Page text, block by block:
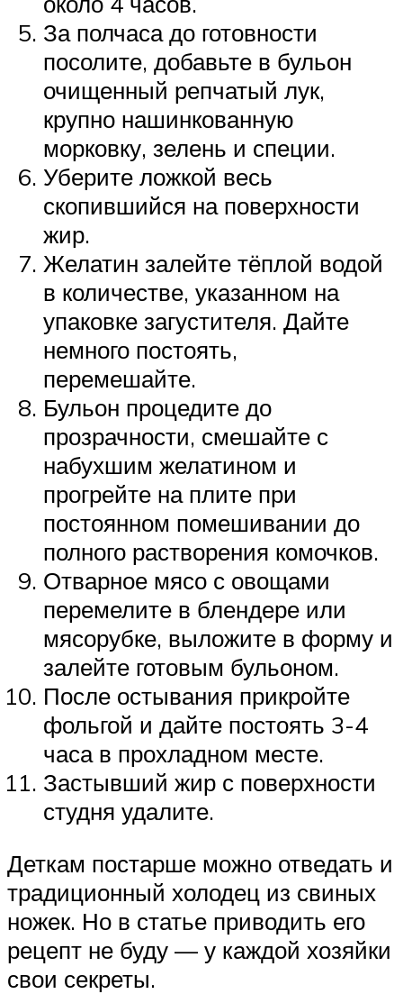
За полчаса до готовности
посолите, добавьте в бульон
очищенный репчатый лук,
крупно нашинкованную
морковку, зелень и специи.
Уберите ложкой весь
скопившийся на поверхности
жир.
Желатин залейте тёплой водой
в количестве, указанном на
упаковке загустителя. Дайте
немного постоять,
перемешайте.
Бульон процедите до
прозрачности, смешайте с
набухшим желатином и
прогрейте на плите при
постоянном помешивании до
полного растворения комочков.
Отварное мясо с овощами
перемелите в блендере или
мясорубке, выложите в форму и
залейте готовым бульоном.
После остывания прикройте
фольгой и дайте постоять 3-4
часа в прохладном месте.
Застывший жир с поверхности
студня удалите.
Деткам постарше можно отведать и
традиционный холодец из свиных
ножек. Но в статье приводить его
рецепт не буду — у каждой хозяйки
свои секреты.